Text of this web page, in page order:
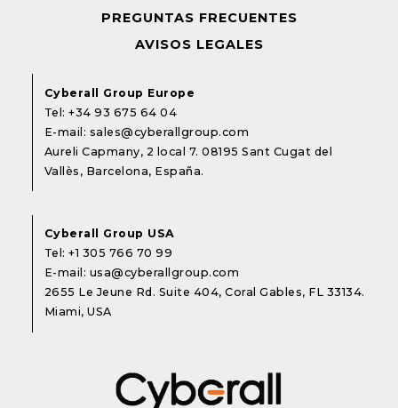
PREGUNTAS FRECUENTES
AVISOS LEGALES
Cyberall Group Europe
Tel:+34 93 675 64 04
E-mail: sales@cyberallgroup.com
Aureli Capmany, 2 local 7. 08195 Sant Cugat del
Vallès, Barcelona, España.
Cyberall Group USA
Tel:+1 305 766 70 99
E-mail: usa@cyberallgroup.com
2655 Le Jeune Rd. Suite 404, Coral Gables, FL 33134.
Miami, USA